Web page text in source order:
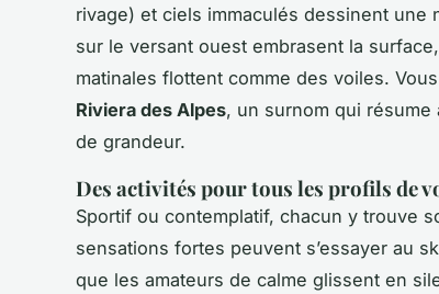
rivage) et ciels immaculés dessinent une
sur le versant ouest embrasent la
matinales flottent comme des voiles.
Riviera des Alpes, un surnom qui
de grandeur.
Des activités pour tous les profils de
Sportif ou contemplatif, chacun y trouve
sensations fortes peuvent s’essayer au
que les amateurs de calme glissent en